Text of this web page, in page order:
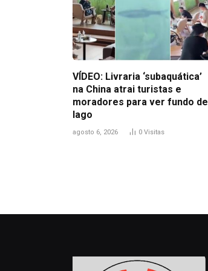
VÍDEO: Livraria ‘subaquática’
na China atrai turistas e
moradores para ver fundo de
lago
agosto 6, 2026 0 Visitas